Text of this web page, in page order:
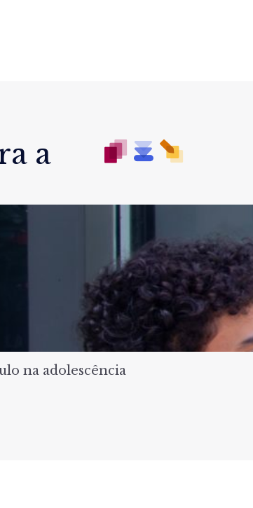
a
na adolescência